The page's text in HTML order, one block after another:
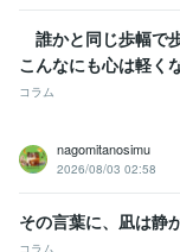
誰かと同じ歩幅で
こんなにも心は軽く
コラム
nagomitanosimu
2026/08/03 02:58
その言葉に、凪は静
コラム